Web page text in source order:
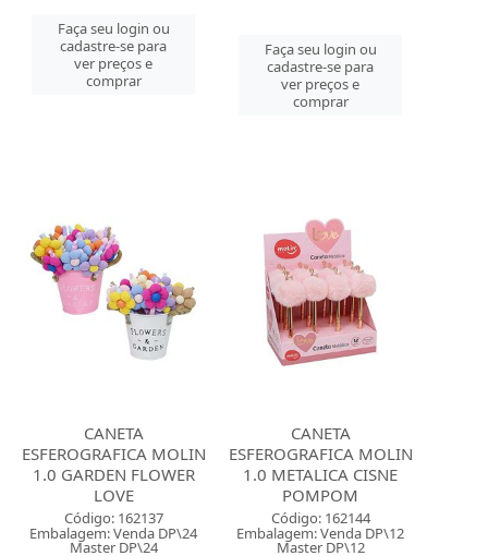
Faça seu login ou
cadastre-se para
ver preços e
comprar
Faça seu login ou
cadastre-se para
ver preços e
comprar
CANETA
ESFEROGRAFICA MOLIN
1.0 GARDEN FLOWER
LOVE
Código: 162137
Embalagem: Venda DP\24
Master DP\24
CANETA
ESFEROGRAFICA MOLIN
1.0 METALICA CISNE
POMPOM
Código: 162144
Embalagem: Venda DP\12
Master DP\12